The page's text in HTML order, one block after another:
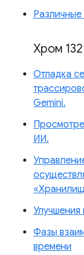
Хром 132
Отладка
Gemini.
ИИ.
Улучшения
Фазы
времени